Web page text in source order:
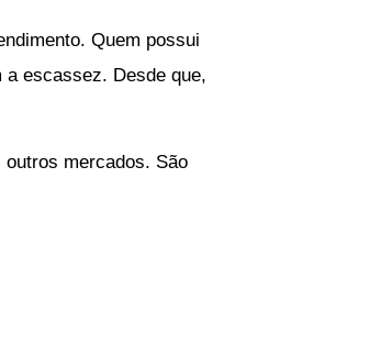
Quem possui
a escassez. Desde que,
mercados. São